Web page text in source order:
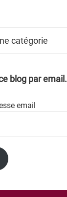
blog par email.
email